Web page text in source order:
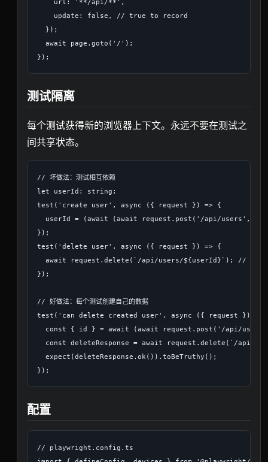
    url: '**/api/**',
    update: false, // true to record
  });
  await page.goto('/');
测试隔离
每个测试获得新的浏览器上下文。永远不要在测试之
间共享状态。
// 坏做法：测试相互依赖
let userId: string;
test('create user', async ({ request }) => {
userId = (await (await request.post('/api/users', {
});
test('delete user', async ({ request }) => {
await request.delete(`/api/users/${userId}`); // 依赖
});
// 好做法：每个测试创建自己的数据
test('can delete created user', async ({ request }) =>
const { id } = await (await request.post('/api/
const deleteResponse = await request.delete(`/api/
  expect(deleteResponse.ok()).toBeTruthy();
配置
// playwright.config.ts